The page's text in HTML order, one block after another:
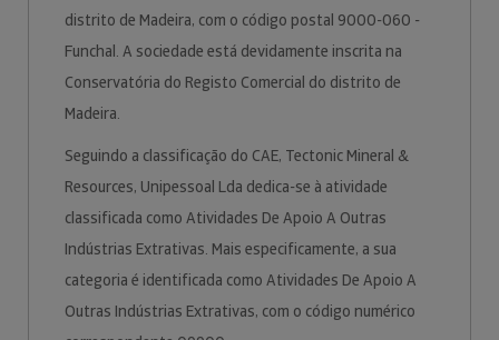
distrito de Madeira, com o código postal 9000-060 -
Funchal. A sociedade está devidamente inscrita na
Conservatória do Registo Comercial do distrito de
Madeira.
Seguindo a classificação do CAE, Tectonic Mineral &
Resources, Unipessoal Lda dedica-se à atividade
classificada como Atividades De Apoio A Outras
Indústrias Extrativas. Mais especificamente, a sua
categoria é identificada como Atividades De Apoio A
Outras Indústrias Extrativas, com o código numérico